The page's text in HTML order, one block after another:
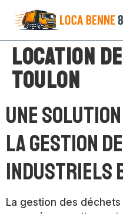
Location
Toulon
Une
la gestion
industriels
La gestion des